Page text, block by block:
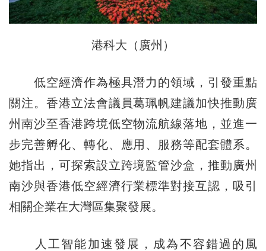
港科大（廣州）
低空經濟作為極具潛力的領域，引發重點
關注。香港立法會議員葛珮帆建議加快推動廣
州南沙至香港跨境低空物流航線落地，並進一
步完善孵化、轉化、應用、服務等配套體系。
她指出，可探索設立跨境監管沙盒，推動廣州
南沙與香港低空經濟行業標準對接互認，吸引
相關企業在大灣區集聚發展。
人工智能加速發展，成為不容錯過的風